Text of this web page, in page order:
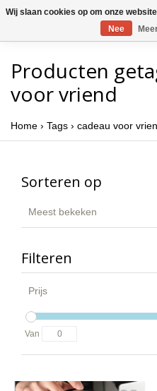
Producten
voor vriend
Home › Tags › cadeau voor
Sorteren op
Meest bekeken
Filteren
Prijs
Van
Wij slaan cookies op om onze
Nee